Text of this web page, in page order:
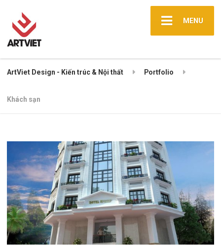
MENU
ArtViet Design - Kiến trúc & Nội thất Portfolio
Khách sạn